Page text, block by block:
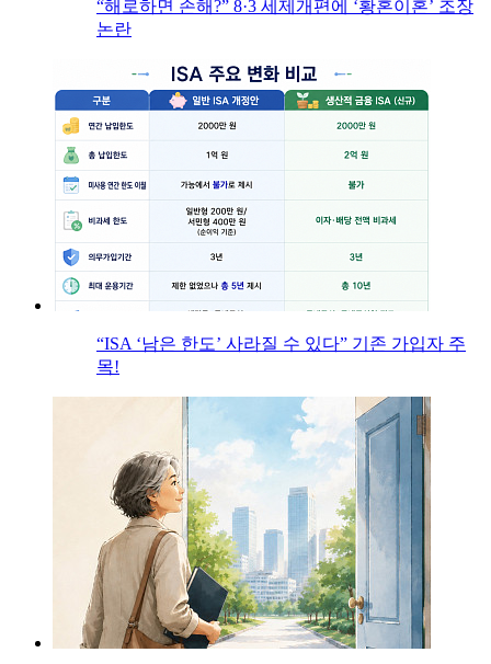
“해로하면 손해?” 8·3 세제개편에 ‘황혼이혼’ 조장
논란
“ISA ‘남은 한도’ 사라질 수 있다” 기존 가입자 주
목!